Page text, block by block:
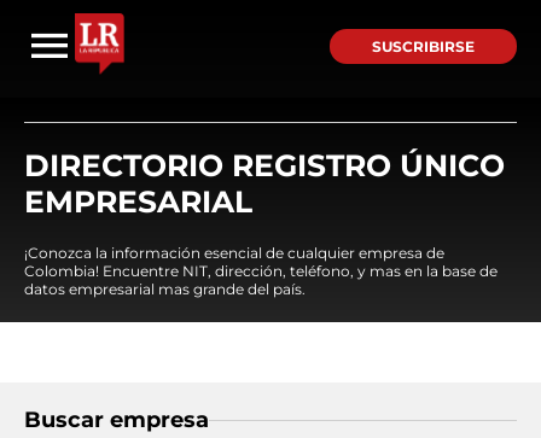
SUSCRIBIRSE
DIRECTORIO REGISTRO ÚNICO
EMPRESARIAL
¡Conozca la información esencial de cualquier empresa de
Colombia! Encuentre NIT, dirección, teléfono, y mas en la base de
datos empresarial mas grande del país.
Buscar empresa